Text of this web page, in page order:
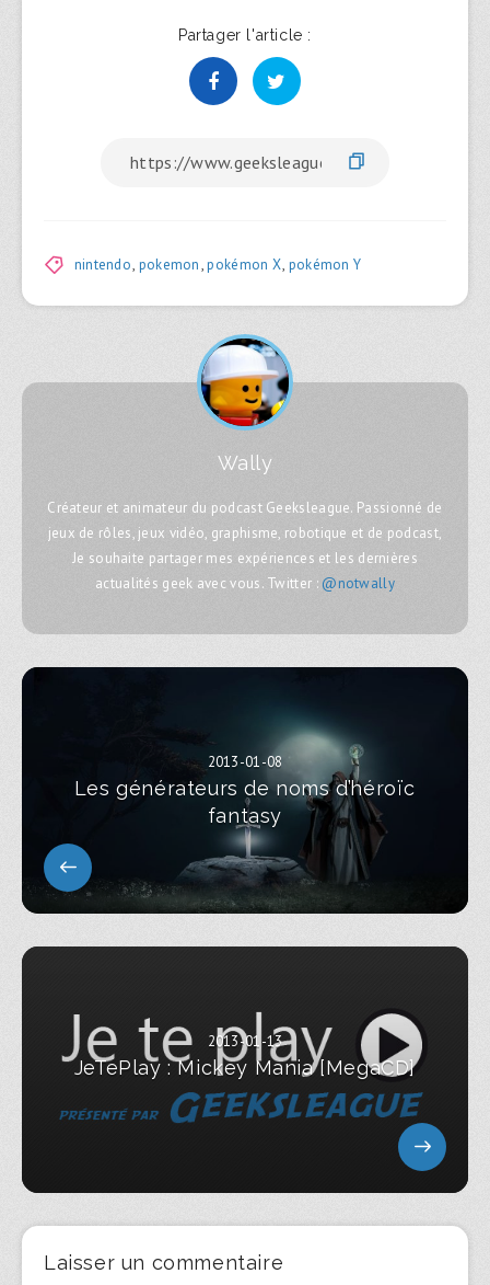
Partager l'article :
nintendo, pokemon,pokémon X, pokémon Y
Wally
Créateur et animateur du podcast Geeksleague. Passionné de
jeux de rôles, jeux vidéo, graphisme, robotique et de podcast,
Je souhaite partager mes expériences et les dernières
actualités geek avec vous. Twitter : @notwally
2013-01-08
Les générateurs de noms d’héroïc
fantasy
2013-01-13
JeTePlay : Mickey Mania [MegaCD]
Laisser un commentaire